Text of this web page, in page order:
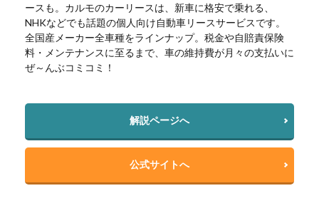
ースも。カルモのカーリースは、新車に格安で乗れる、
NHKなどでも話題の個人向け自動車リースサービスです。
全国産メーカー全車種をラインナップ。税金や自賠責保険
料・メンテナンスに至るまで、車の維持費が月々の支払いに
ぜ～んぶコミコミ！
解説ページへ
公式サイトへ